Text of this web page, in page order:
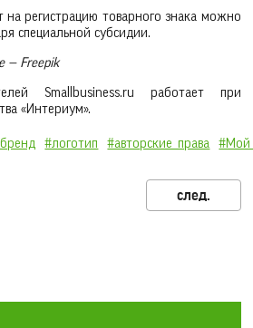
на регистрацию товарного знака можно
специальной субсидии.
— Freepik
Smallbusiness.ru работает при
«Интериум».
#логотип #авторские_права